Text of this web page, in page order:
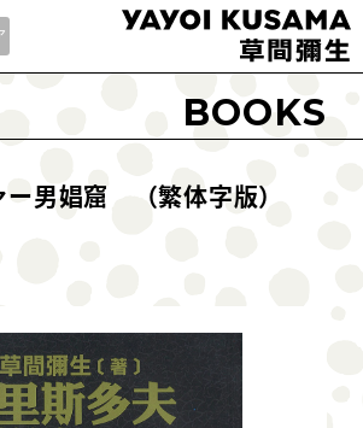
BOOKS
ー男娼窟 （繁体字版）